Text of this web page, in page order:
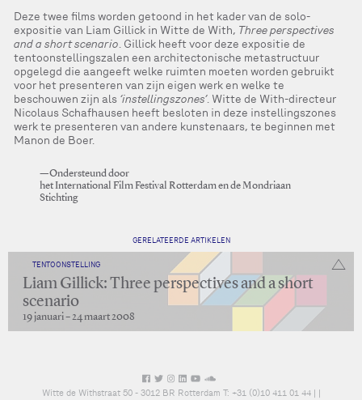
Deze twee films worden getoond in het kader van de solo-
expositie van Liam Gillick in Witte de With, Three perspectives
and a short scenario. Gillick heeft voor deze expositie de
tentoonstellingszalen een architectonische metastructuur
opgelegd die aangeeft welke ruimten moeten worden gebruikt
voor het presenteren van zijn eigen werk en welke te
beschouwen zijn als ‘instellingszones’. Witte de With-directeur
Nicolaus Schafhausen heeft besloten in deze instellingszones
werk te presenteren van andere kunstenaars, te beginnen met
Manon de Boer.
—Ondersteund door
het International Film Festival Rotterdam en de Mondriaan
Stichting
GERELATEERDE ARTIKELEN
TENTOONSTELLING
Liam Gillick: Three perspectives and a short
scenario
19 januari – 24 maart 2008
Witte de Withstraat 50 - 3012 BR Rotterdam T: +31 (0)10 411 01 44 |